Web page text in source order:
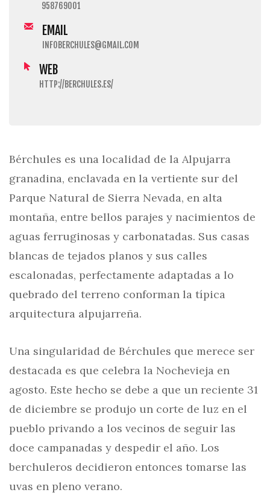
958769001
EMAIL
INFOBERCHULES@GMAIL.COM
WEB
HTTP://BERCHULES.ES/
Bérchules es una localidad de la Alpujarra
granadina, enclavada en la vertiente sur del
Parque Natural de Sierra Nevada, en alta
montaña, entre bellos parajes y nacimientos de
aguas ferruginosas y carbonatadas. Sus casas
blancas de tejados planos y sus calles
escalonadas, perfectamente adaptadas a lo
quebrado del terreno conforman la típica
arquitectura alpujarreña.
Una singularidad de Bérchules que merece ser
destacada es que celebra la Nochevieja en
agosto. Este hecho se debe a que un reciente 31
de diciembre se produjo un corte de luz en el
pueblo privando a los vecinos de seguir las
doce campanadas y despedir el año. Los
berchuleros decidieron entonces tomarse las
uvas en pleno verano.